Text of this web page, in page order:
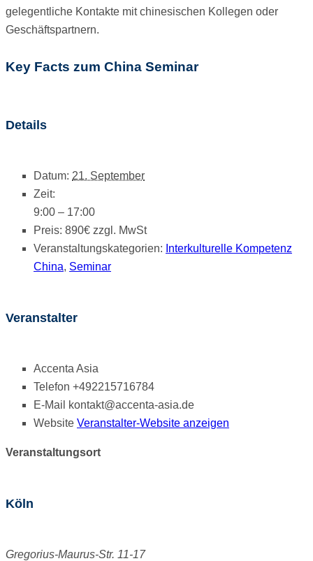
gelegentliche Kontakte mit chinesischen Kollegen oder
Geschäftspartnern.
Key Facts zum China Seminar
Details
Datum: 21. September
Zeit:
9:00 – 17:00
Preis: 890€ zzgl. MwSt
Veranstaltungskategorien: Interkulturelle Kompetenz
China, Seminar
Veranstalter
Accenta Asia
Telefon +492215716784
E-Mail
kontakt@accenta-asia.de
Website Veranstalter-Website anzeigen
Veranstaltungsort
Köln
Gregorius-Maurus-Str. 11-17